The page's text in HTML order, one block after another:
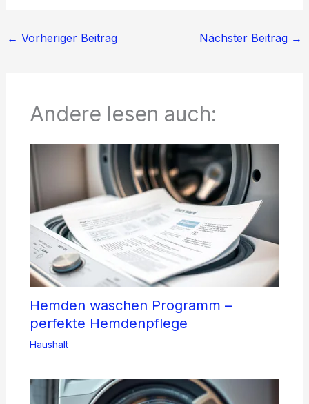
← Vorheriger Beitrag Nächster Beitrag →
Andere lesen auch:
Hemden waschen Programm –
perfekte Hemdenpflege
Haushalt